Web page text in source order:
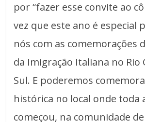
por “fazer esse convite ao
vez que este ano é especial
nós com as comemorações
da Imigração Italiana no Rio
Sul. E poderemos
histórica no local onde toda
começou, na comunidade